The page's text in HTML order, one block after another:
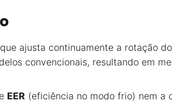
ajusta continuamente a rotação
convencionais, resultando em
EER (eficiência no modo frio) nem a